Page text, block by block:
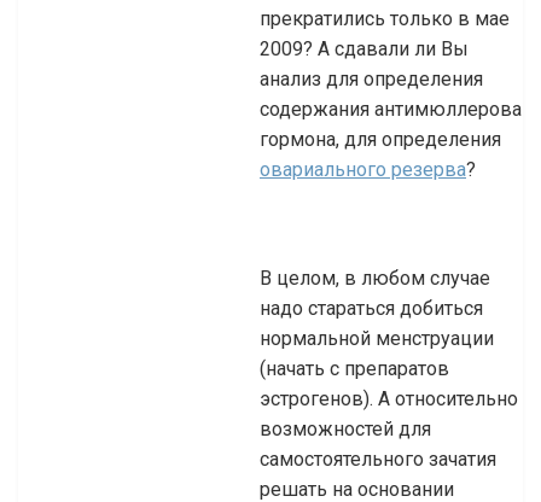
прекратились только в мае
2009? А сдавали ли Вы
анализ для определения
содержания антимюллерова
гормона, для определения
овариального резерва?
В целом, в любом случае
надо стараться добиться
нормальной менструации
(начать с препаратов
эстрогенов). А относительно
возможностей для
самостоятельного зачатия
решать на основании